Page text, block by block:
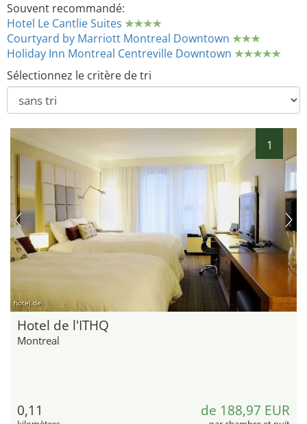
Souvent recommandé:
Hotel Le Cantlie Suites
Courtyard by Marriott Montreal Downtown
Holiday Inn Montreal Centreville Downtown
Sélectionnez le critère de tri
1
hotel.de
Hotel de l'ITHQ
Montreal
0,11 de 188,97 EUR